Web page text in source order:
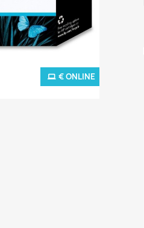
€ ONLINE